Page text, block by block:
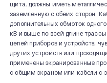
щита, должны иметь
заземленную с обеих сторон.
дополнительных обмоток
кВ и выше по всей длине
цепей приборов и устройств,
других устройств или
применены экранированные
с общим экраном или кабели с